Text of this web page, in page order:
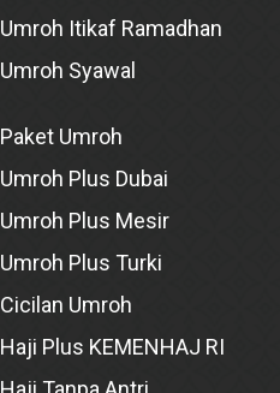
Umroh Itikaf Ramadhan
Umroh Syawal
Paket Umroh
Umroh Plus Dubai
Umroh Plus Mesir
Umroh Plus Turki
Cicilan Umroh
Haji Plus KEMENHAJ RI